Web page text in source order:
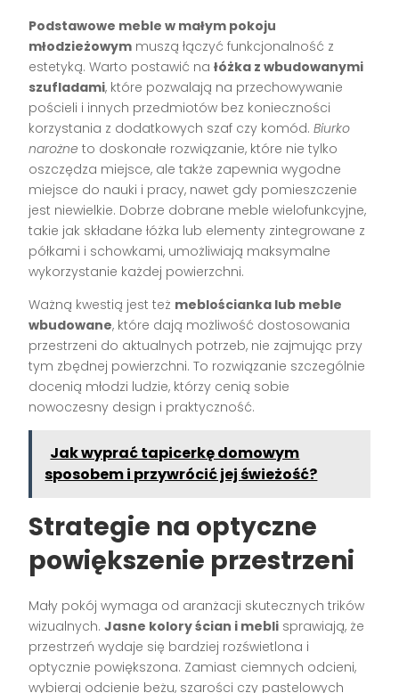
Podstawowe meble w małym pokoju
młodzieżowym muszą łączyć funkcjonalność z
estetyką. Warto postawić nałóżka z wbudowanymi
szufladami, które pozwalają na przechowywanie
pościeli i innych przedmiotów bez konieczności
korzystania z dodatkowych szaf czy komód.Biurko
narożne to doskonałe rozwiązanie, które nie tylko
oszczędza miejsce, ale także zapewnia wygodne
miejsce do nauki i pracy, nawet gdy pomieszczenie
jest niewielkie. Dobrze dobrane meble wielofunkcyjne,
takie jak składane łóżka lub elementy zintegrowane z
półkami i schowkami, umożliwiają maksymalne
wykorzystanie każdej powierzchni.
Ważną kwestią jest też meblościanka lub meble
wbudowane, które dają możliwość dostosowania
przestrzeni do aktualnych potrzeb, nie zajmując przy
tym zbędnej powierzchni. To rozwiązanie szczególnie
docenią młodzi ludzie, którzy cenią sobie
nowoczesny design i praktyczność.
Jak wyprać tapicerkę domowym
sposobem i przywrócić jej świeżość?
Strategie na optyczne
powiększenie przestrzeni
Mały pokój wymaga od aranżacji skutecznych trików
wizualnych.Jasne kolory ścian i mebli sprawiają, że
przestrzeń wydaje się bardziej rozświetlona i
optycznie powiększona. Zamiast ciemnych odcieni,
wybieraj odcienie beżu, szarości czy pastelowych